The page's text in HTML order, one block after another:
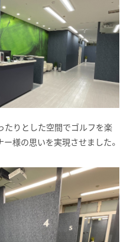
たりとした空間でゴルフを楽
様の思いを実現させました。